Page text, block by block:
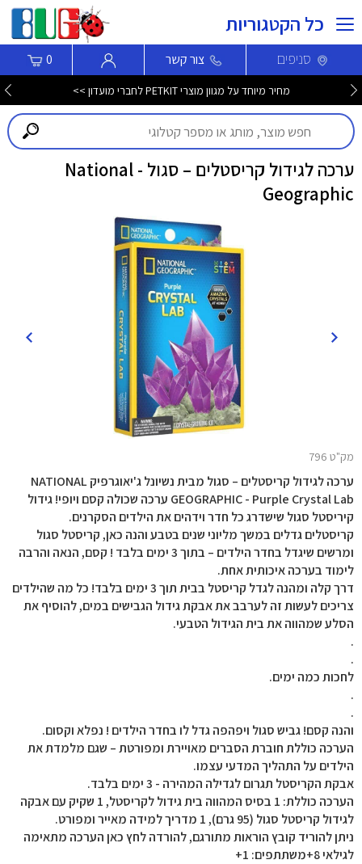
כל הקטגוריות
סניפים צור קשר 0
מחיר מיוחד על מגוון מוצרי PETKIT לחברי מועדון >>
ערכה לגידול קריסטלים – סגול - National
Geographic
מק"ט 796
ערכה לגידול קריסטלים – סגול מבית נשיונל ג'יאוגרפיק NATIONAL
GEOGRAPHIC - Purple Crystal Lab ערכה שכולה קסם ויופי! גידול
קיריסטל סגול שישדרג כל חדר וידהים את הילדים הסקרנים.
קריסטלים גדלים במשך מליוני שנים בטבע והנה כאן, קריסטל סגול
ומרשים שיגדל בחדר הילדים – בתוך 3 ימים בלבד ! קסם, הנאה והרבה
לימוד בערכה איכותית אחת.
דרך קלה ומהנה לגדל קריסטל בבית תוך 3 ימים בלבד! כל מה שהילדים
צריכים לעשות זה לערבב את אבקת גידול הגבישים במים, להוסיף את
הסלע שמהווה את בית הגידול הטבעי.
.
.
לחכות כמה ימים.
.
.
והנה קסם! גביש סגול ויפהפה גדל לו בחדר הילדים ! נפלא וקסום.
הערכה כוללת חוברת הסברים מאויירת ומפורטת – שגם מלמדת את
הילדים על התהליך המדעי עצמו.
אבקת הקריסטל תגרום לגדילה המהירה - 3 ימים בלבד.
הערכה כוללת: 1 בסיס המהווה בית גידול לקריסטל, 1 שקיק עם אבקה
לגידול קריסטל סגול (95 גרם), 1 מדריך למידה מאייר ומפורט.
ניתן להוריד קובץ הוראות מתורגם, להורדה לחץ כאן הערכה מתאימה
לגילאי 8+משתתפים: 1+